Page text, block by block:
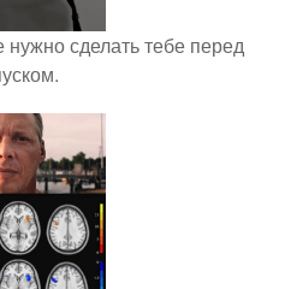
сделать тебе перед